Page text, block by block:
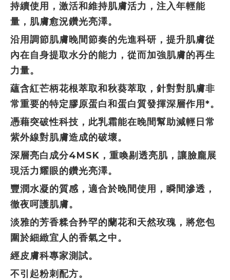
持續使用，激活和維持肌膚活力，注入年輕能
量，肌膚愈況鑽光亮澤。
沿用調節肌膚晚間節奏的先進科研，提升肌膚從
內在自身提取水分的能力，從而加強肌膚的再生
力量。
蘊含紅芒柄花根萃取和秋葵萃取，針對對肌膚非
常重要的特定膠原蛋白和蛋白質發揮深層作用*。
憑藉突破性科技，此乳霜能在晚間幫助減輕日常
紫外線對肌膚造成的破壞。
深層亮白成分4MSK，重喚剔透亮肌，讓臉龐展
現活力耀眼的鑽光亮澤。
豐潤水凝的質感，適合於晚間使用，瞬間滲透，
徹夜呵護肌膚。
淡雅的芳香糅合矜罕的蘭花和天然玫瑰，將您包
圍於細緻宜人的香氣之中。
經皮膚科專家測試。
不引起粉刺配方。